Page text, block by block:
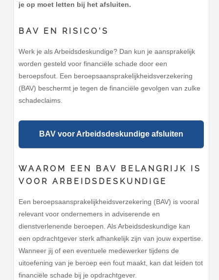
je op moet letten bij het afsluiten.
BAV EN RISICO’S
Werk je als Arbeidsdeskundige? Dan kun je aansprakelijk
worden gesteld voor financiële schade door een
beroepsfout. Een beroepsaansprakelijkheidsverzekering
(BAV) beschermt je tegen de financiële gevolgen van zulke
schadeclaims.
BAV voor Arbeidsdeskundige afsluiten
WAAROM EEN BAV BELANGRIJK IS
VOOR ARBEIDSDESKUNDIGE
Een beroepsaansprakelijkheidsverzekering (BAV) is vooral
relevant voor ondernemers in adviserende en
dienstverlenende beroepen. Als Arbeidsdeskundige kan
een opdrachtgever sterk afhankelijk zijn van jouw expertise.
Wanneer jij of een eventuele medewerker tijdens de
uitoefening van je beroep een fout maakt, kan dat leiden tot
financiële schade bij je opdrachtgever.